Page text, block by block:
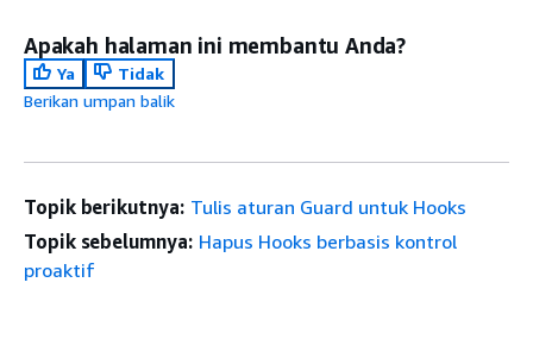
Apakah halaman ini membantu Anda?
Ya
Tidak
Berikan umpan balik
Topik berikutnya: Tulis aturan Guard untuk Hooks
Topik sebelumnya: Hapus Hooks berbasis kontrol
proaktif